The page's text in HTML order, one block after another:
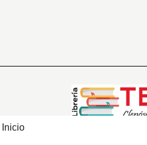
Inicio